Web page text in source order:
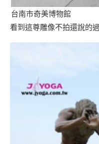
台南市奇美博物館
看到這尊雕像不拍還說的